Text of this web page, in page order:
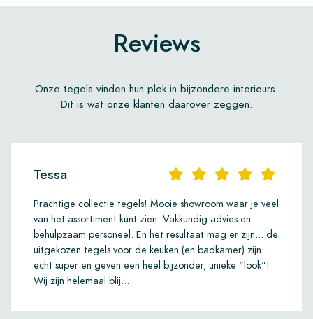
Reviews
Onze tegels vinden hun plek in bijzondere interieurs.
Dit is wat onze klanten daarover zeggen.
Tessa
Prachtige collectie tegels! Mooie showroom waar je veel
van het assortiment kunt zien. Vakkundig advies en
behulpzaam personeel. En het resultaat mag er zijn... de
uitgekozen tegels voor de keuken (en badkamer) zijn
echt super en geven een heel bijzonder, unieke "look"!
Wij zijn helemaal blij...